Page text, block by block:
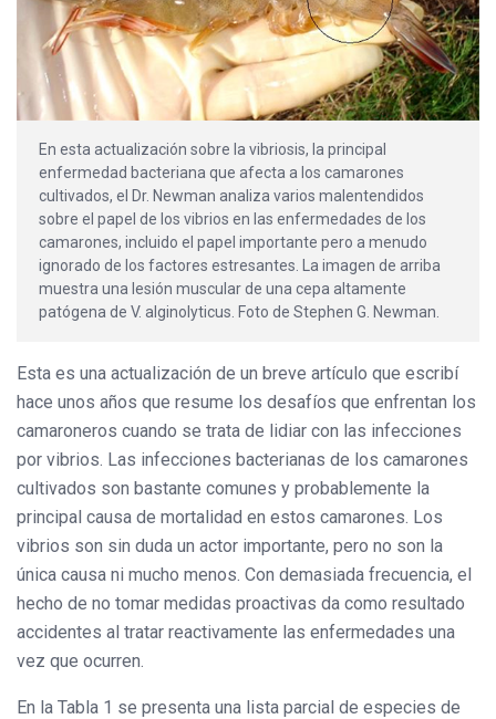
En esta actualización sobre la vibriosis, la principal
enfermedad bacteriana que afecta a los camarones
cultivados, el Dr. Newman analiza varios malentendidos
sobre el papel de los vibrios en las enfermedades de los
camarones, incluido el papel importante pero a menudo
ignorado de los factores estresantes. La imagen de arriba
muestra una lesión muscular de una cepa altamente
patógena de V. alginolyticus. Foto de Stephen G. Newman.
Esta es una actualización de un breve artículo que escribí
hace unos años que resume los desafíos que enfrentan los
camaroneros cuando se trata de lidiar con las infecciones
por vibrios. Las infecciones bacterianas de los camarones
cultivados son bastante comunes y probablemente la
principal causa de mortalidad en estos camarones. Los
vibrios son sin duda un actor importante, pero no son la
única causa ni mucho menos. Con demasiada frecuencia, el
hecho de no tomar medidas proactivas da como resultado
accidentes al tratar reactivamente las enfermedades una
vez que ocurren.
En la Tabla 1 se presenta una lista parcial de especies de